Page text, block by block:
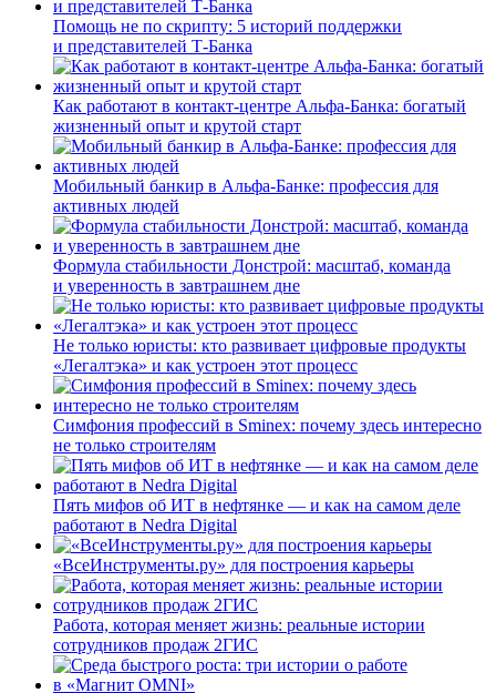
Помощь не по скрипту: 5 историй поддержки
и представителей Т-Банка
Как работают в контакт-центре Альфа-Банка: богатый
жизненный опыт и крутой старт
Мобильный банкир в Альфа-Банке: профессия для
активных людей
Формула стабильности Донстрой: масштаб, команда
и уверенность в завтрашнем дне
Не только юристы: кто развивает цифровые продукты
«Легалтэка» и как устроен этот процесс
Симфония профессий в Sminex: почему здесь интересно
не только строителям
Пять мифов об ИТ в нефтянке — и как на самом деле
работают в Nedra Digital
«ВсеИнструменты.ру» для построения карьеры
Работа, которая меняет жизнь: реальные истории
сотрудников продаж 2ГИС